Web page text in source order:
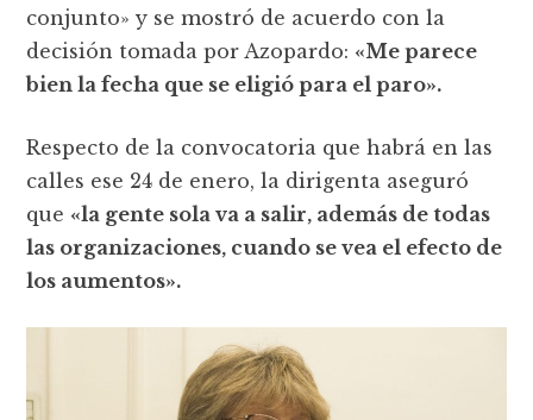
conjunto» y se mostró de acuerdo con la
decisión tomada por Azopardo: «Me parece
bien la fecha que se eligió para el paro».
Respecto de la convocatoria que habrá en las
calles ese 24 de enero, la dirigenta aseguró
que «la gente sola va a salir, además de todas
las organizaciones, cuando se vea el efecto de
los aumentos».